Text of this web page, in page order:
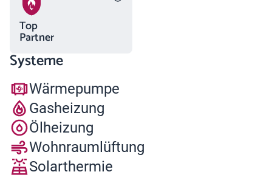
Top
Partner
Systeme
Wärmepumpe
Gasheizung
Ölheizung
Wohnraumlüftung
Solarthermie